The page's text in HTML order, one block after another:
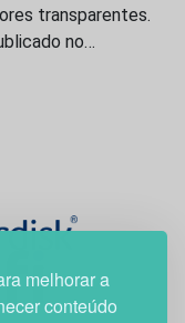
melhorar a
conteúdo
transparentes.
no…